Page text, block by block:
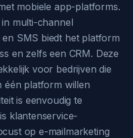
mobiele app-platforms.
multi-channel
SMS biedt het platform
en zelfs een CRM. Deze
voor bedrijven die
één platform willen
is eenvoudig te
klantenservice-
op e-mailmarketing